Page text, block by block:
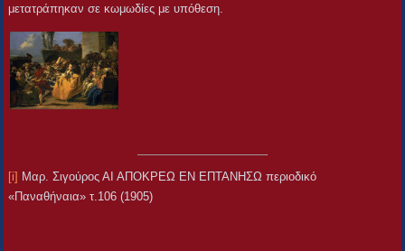
μετατράπηκαν σε κωμωδίες με υπόθεση.
[i] Μαρ. Σιγούρος ΑΙ ΑΠΟΚΡΕΩ ΕΝ ΕΠΤΑΝΗΣΩ περιοδικό
«Παναθήναια» τ.106 (1905)